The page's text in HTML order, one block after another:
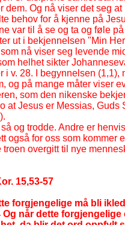
dem. Og nå viser det seg
behov for å kjenne på
var til å se og ta og føle
ut i bekjennelsen "Min
nå viser seg levende
helhet sikter
i v. 28. I begynnelsen
og på mange måter viser
som den nikenske
at Jesus er Messias,
og trodde. Andre er
også for oss som kommer
overgitt til nye
15,53-57
forgjengelige må bli
Og når dette